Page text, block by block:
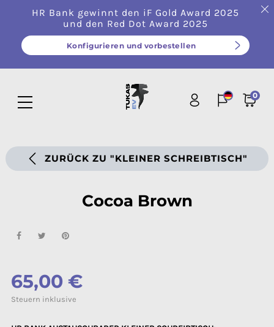
HR Bank gewinnt den iF Gold Award 2025
und den Red Dot Award 2025
Konfigurieren und vorbestellen
0
ZURÜCK ZU "KLEINER SCHREIBTISCH"
Cocoa Brown
65,00 €
Steuern inklusive